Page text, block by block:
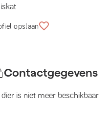
opslaan
Contactgegevens
dier is niet meer beschikbaar